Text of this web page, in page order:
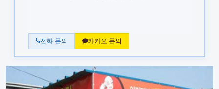
전화 문의 카카오 문의